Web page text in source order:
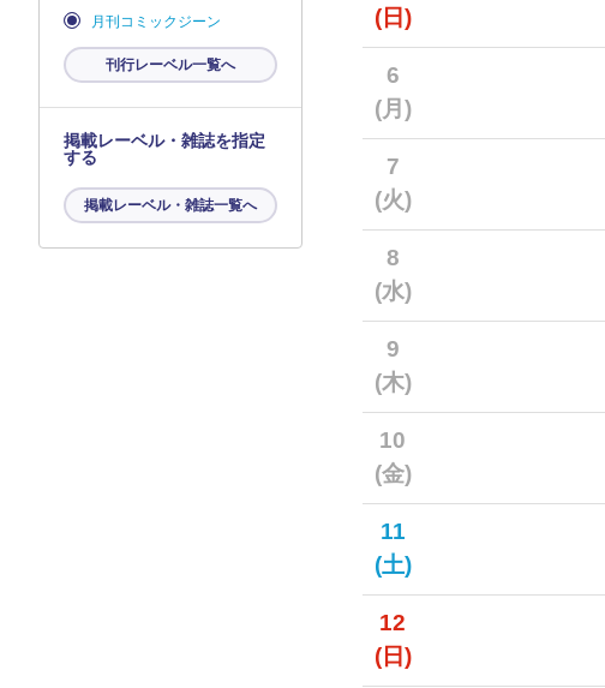
(日)
6
(月)
7
(火)
8
(水)
9
(木)
10
(金)
11
(土)
12
(日)
月刊コミックジーン
刊行レーベル一覧へ
掲載レーベル・雑誌を指定
する
掲載レーベル・雑誌一覧へ